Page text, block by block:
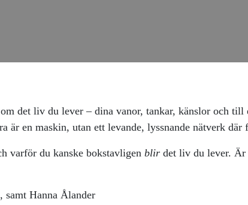
det liv du lever – dina vanor, tankar, känslor och
är en maskin, utan ett levande, lyssnande nätverk där
varför du kanske bokstavligen blir det liv du lever. Är
Hanna Ålander